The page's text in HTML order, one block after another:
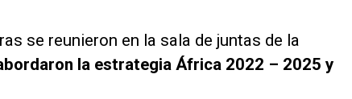
se reunieron en la sala de juntas de la
la estrategia África 2022 – 2025 y